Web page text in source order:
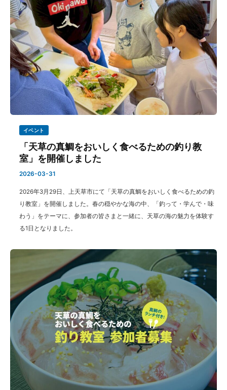
イベント
「天草の真鯛をおいしく食べるための釣り教
室」を開催しました
2026-03-31
2026年3月29日、上天草市にて「天草の真鯛をおいしく食べるための釣
り教室」を開催しました。春の穏やかな海の中、「釣って・学んで・味
わう」をテーマに、参加者の皆さまと一緒に、天草の海の魅力を体験す
る1日となりました。